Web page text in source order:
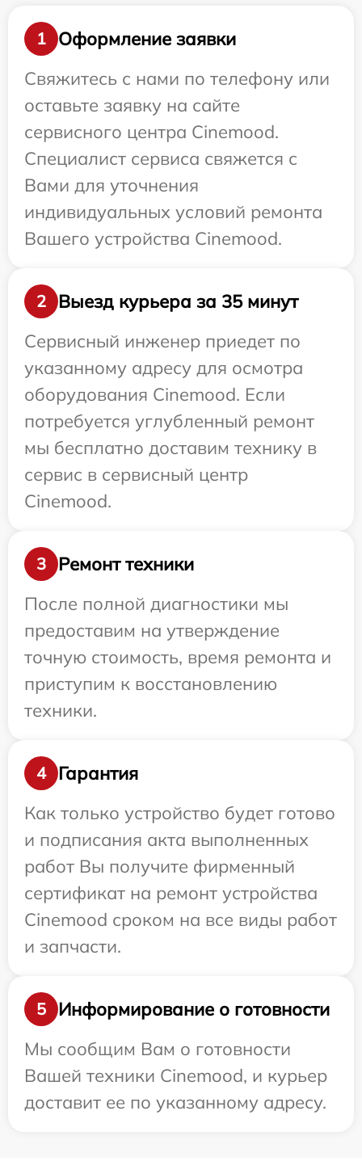
1
Оформление заявки
Свяжитесь с нами по телефону или
оставьте заявку на сайте
сервисного центра Cinemood.
Специалист сервиса свяжется с
Вами для уточнения
индивидуальных условий ремонта
Вашего устройства Cinemood.
2
Выезд курьера за 35 минут
Сервисный инженер приедет по
указанному адресу для осмотра
оборудования Cinemood. Если
потребуется углубленный ремонт
мы бесплатно доставим технику в
сервис в сервисный центр
Cinemood.
3
Ремонт техники
После полной диагностики мы
предоставим на утверждение
точную стоимость, время ремонта и
приступим к восстановлению
техники.
4
Гарантия
Как только устройство будет готово
и подписания акта выполненных
работ Вы получите фирменный
сертификат на ремонт устройства
Cinemood сроком на все виды работ
и запчасти.
5
Информирование о готовности
Мы сообщим Вам о готовности
Вашей техники Cinemood, и курьер
доставит ее по указанному адресу.